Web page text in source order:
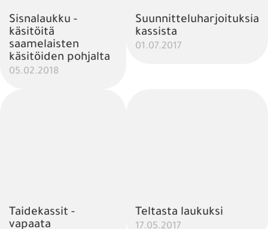
Sisnalaukku -
käsitöitä
saamelaisten
käsitöiden pohjalta
05.02.2018
Suunnitteluharjoituksia
kassista
01.07.2017
Taidekassit -
vapaata
Teltasta laukuksi